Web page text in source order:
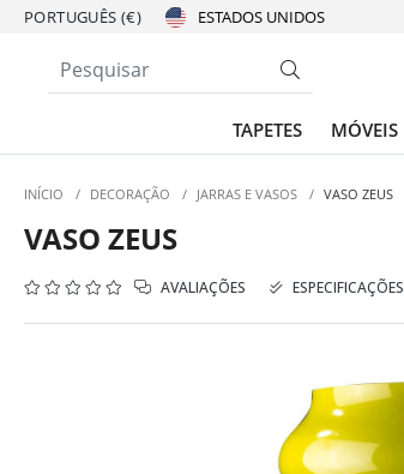
PORTUGUÊS (€)
TAPETES MÓVEIS
INÍCIO / DECORAÇÃO / JARRAS E VASOS / VASO ZEUS
VASO ZEUS
AVALIAÇÕES ESPECIFICAÇÕES